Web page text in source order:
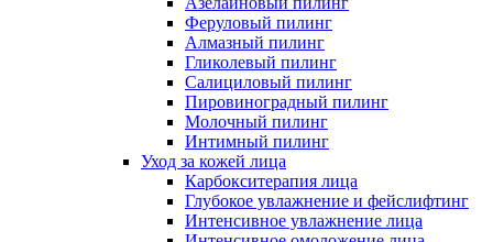
Феруловый пилинг
Алмазный пилинг
Гликолевый пилинг
Салициловый пилинг
Пировиноградный пилинг
Молочный пилинг
Интимный пилинг
Уход за кожей лица
Карбокситерапия лица
Глубокое увлажнение и фейслифтинг
Интенсивное увлажнение лица